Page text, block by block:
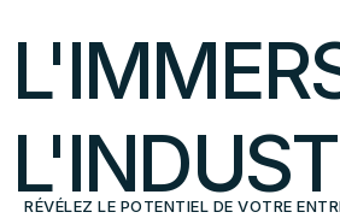
RÉVÉLEZ LE POTENTIEL DE VOTRE